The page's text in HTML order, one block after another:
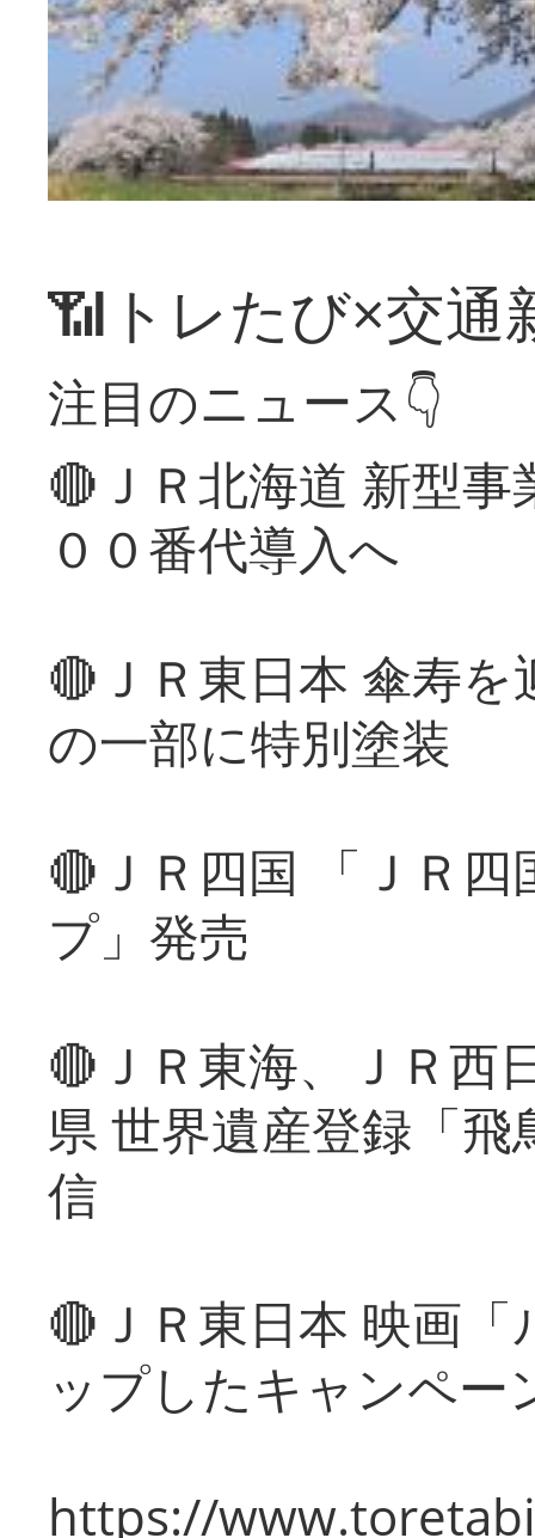
📶トレたび×交通
注目のニュース👇
🔴ＪＲ北海道 新型
００番代導入へ
🔴ＪＲ東日本 傘寿
の一部に特別塗装
🔴ＪＲ四国 「ＪＲ
プ」発売
🔴ＪＲ東海、ＪＲ西
県 世界遺産登録「
信
🔴ＪＲ東日本 映画
ップしたキャンペー
https://